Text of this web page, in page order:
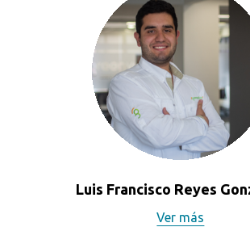
Luis Francisco Reyes
Ver más